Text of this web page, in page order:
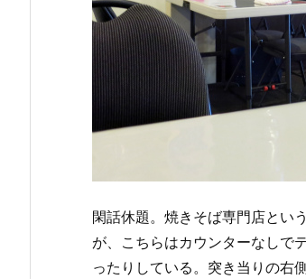
閑話休題。焼きそば専門店とい
が、こちらはカウンターなしで
ったりしている。突き当りの右